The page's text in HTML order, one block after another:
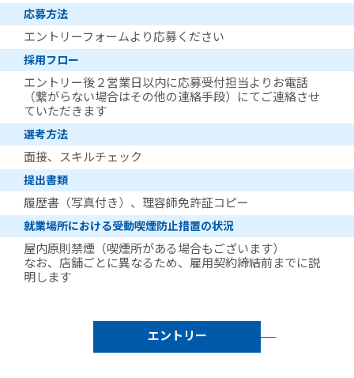
応募方法
エントリーフォームより応募ください
採用フロー
エントリー後２営業日以内に応募受付担当よりお電話
（繋がらない場合はその他の連絡手段）にてご連絡させ
ていただきます
選考方法
面接、スキルチェック
提出書類
履歴書（写真付き）、理容師免許証コピー
就業場所における受動喫煙防止措置の状況
屋内原則禁煙（喫煙所がある場合もございます）
なお、店舗ごとに異なるため、雇用契約締結前までに説
明します
エントリー